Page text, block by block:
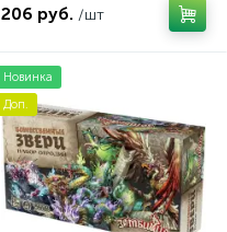
206 руб. /шт
Новинка
Доп.